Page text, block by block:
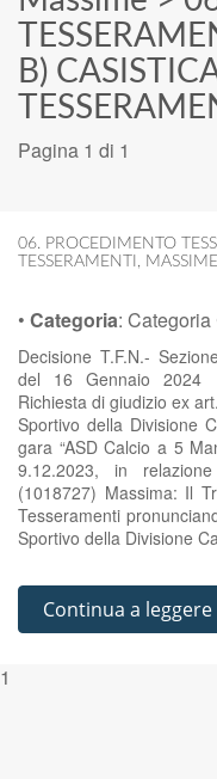
B)
Pagina 1 di 1
06. PROCEDIMENTO
TESSERAMENTI , MASSIME
• Categoria: Categoria
Decisione T.F.N.-
del 16 Gennaio 2024
Richiesta di giudizio ex
Sportivo della Divisione
gara “ASD Calcio a 5
9.12.2023, in
(1018727) Massima: Il
Tesseramenti
Sportivo della Divisione
Continua a
1